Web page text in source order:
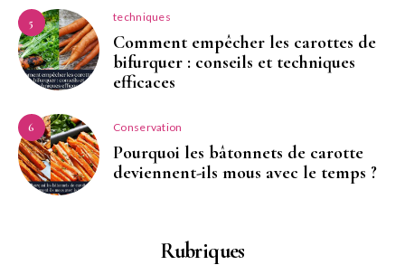
5 techniques
Comment empêcher les carottes de
bifurquer : conseils et techniques
efficaces
6 Conservation
Pourquoi les bâtonnets de carotte
deviennent-ils mous avec le temps ?
Rubriques